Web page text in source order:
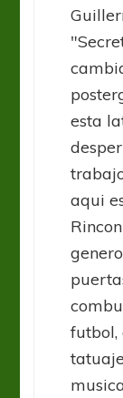
esta
aqui
futbol,